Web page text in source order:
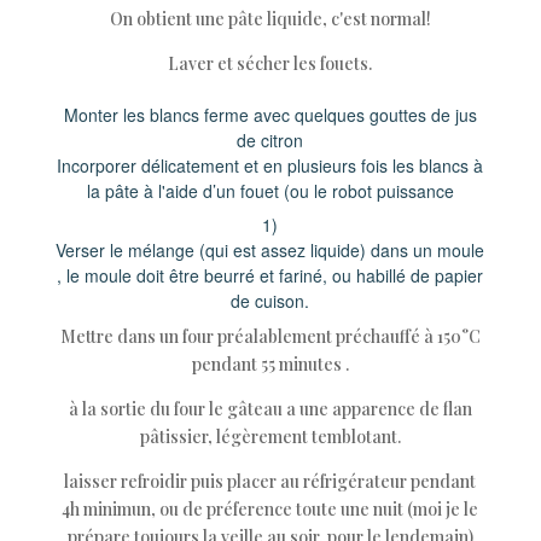
On obtient une pâte liquide, c'est normal!
Laver et sécher les fouets.
Monter les blancs ferme avec quelques gouttes de jus
de citron
Incorporer délicatement et en plusieurs fois les blancs à
la pâte à l'aide d’un fouet (ou le robot puissance
1)
Verser le mélange (qui est assez liquide) dans un moule
, le moule doit être beurré et fariné, ou habillé de papier
de cuison.
Mettre dans un four préalablement préchauffé à 150°C
pendant 55 minutes .
à la sortie du four le gâteau a une apparence de flan
pâtissier, légèrement temblotant.
laisser refroidir puis placer au réfrigérateur pendant
4h minimun, ou de préference toute une nuit (moi je le